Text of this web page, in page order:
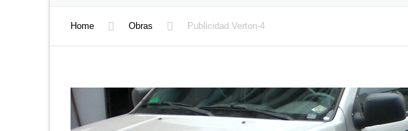
Y PARED
Home Obras Publicidad Verton-4